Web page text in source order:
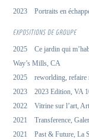
2023 Portraits en
EXPOSITIONS DE GROUPE
2025 Ce jardin qui
Way’s Mills, CA
2025 reworlding, refaire
2023 2023 Edition, VA
2022 Vitrine sur l’art,
2021 Transference,
2021 Past & Future, La